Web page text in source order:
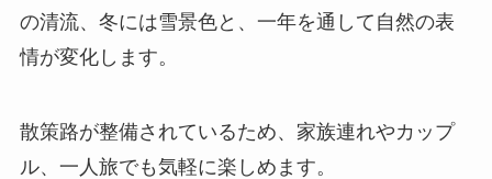
の清流、冬には雪景色と、一年を通して自然の表
情が変化します。
散策路が整備されているため、家族連れやカップ
ル、一人旅でも気軽に楽しめます。